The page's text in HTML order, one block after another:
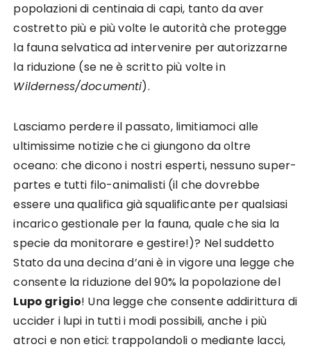
popolazioni di centinaia di capi, tanto da aver
costretto più e più volte le autorità che protegge
la fauna selvatica ad intervenire per autorizzarne
la riduzione (se ne è scritto più volte in
Wilderness/documenti).
Lasciamo perdere il passato, limitiamoci alle
ultimissime notizie che ci giungono da oltre
oceano: che dicono i nostri esperti, nessuno super-
partes e tutti filo-animalisti (il che dovrebbe
essere una qualifica già squalificante per qualsiasi
incarico gestionale per la fauna, quale che sia la
specie da monitorare e gestire!)? Nel suddetto
Stato da una decina d’ani è in vigore una legge che
consente la riduzione del 90% la popolazione del
Lupo grigio! Una legge che consente addirittura di
uccider i lupi in tutti i modi possibili, anche i più
atroci e non etici: trappolandoli o mediante lacci,